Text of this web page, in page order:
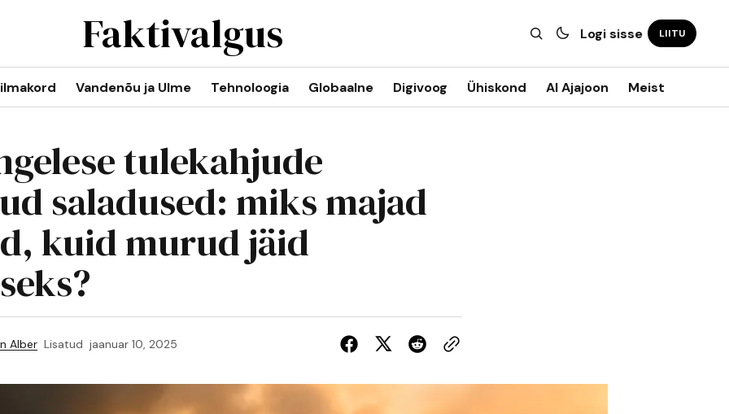
Faktivalgus Logi sisse LIITU
Vandenõu ja Ulme Tehnoloogia Globaalne Digivoog Ühiskond AI Ajajoon Meist
tulekahjude
saladused: miks majad
kuid murud jäid
Alber Lisatud jaanuar 10, 2025